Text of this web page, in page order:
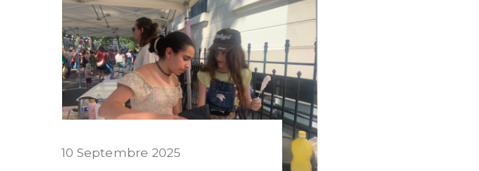
10 Septembre 2025